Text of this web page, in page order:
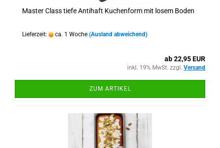
Master Class tiefe Antihaft Kuchenform mit losem Boden
Lieferzeit: ca. 1 Woche (Ausland abweichend)
ab 22,95 EUR
inkl. 19% MwSt. zzgl. Versand
ZUM ARTIKEL